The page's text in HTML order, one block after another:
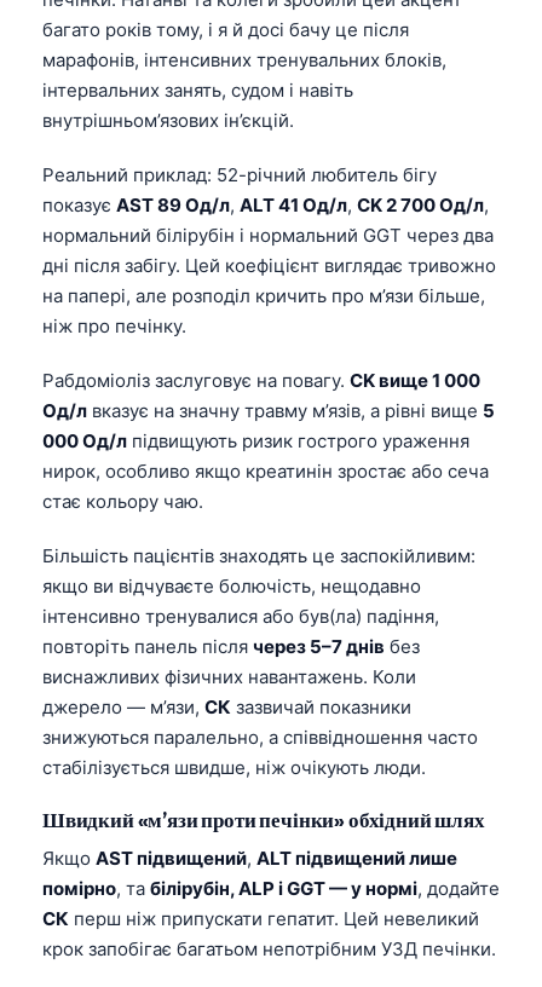
багато років тому, і я й досі бачу це після
марафонів, інтенсивних тренувальних блоків,
інтервальних занять, судом і навіть
внутрішньом’язових ін’єкцій.
Реальний приклад: 52-річний любитель бігу
показує AST 89 Од/л, ALT 41 Од/л, CK 2 700 Од/л,
нормальний білірубін і нормальний GGT через два
дні після забігу. Цей коефіцієнт виглядає тривожно
на папері, але розподіл кричить про м’язи більше,
ніж про печінку.
Рабдоміоліз заслуговує на повагу. CK вище 1 000
Од/л вказує на значну травму м’язів, а рівні вище 5
000 Од/л підвищують ризик гострого ураження
нирок, особливо якщо креатинін зростає або сеча
стає кольору чаю.
Більшість пацієнтів знаходять це заспокійливим:
якщо ви відчуваєте болючість, нещодавно
інтенсивно тренувалися або був(ла) падіння,
повторіть панель після через 5–7 днів без
виснажливих фізичних навантажень. Коли
джерело — м’язи, СК зазвичай показники
знижуються паралельно, а співвідношення часто
стабілізується швидше, ніж очікують люди.
Швидкий «м’язи проти печінки» обхідний шлях
Якщо AST підвищений, ALT підвищений лише
помірно, та білірубін, ALP і GGT — у нормі, додайте
СК перш ніж припускати гепатит. Цей невеликий
крок запобігає багатьом непотрібним УЗД печінки.
Қазақ тілі
Suomi
Hrvatski
Slovenčina
كوردی‎
پښتو
සිංහල
অসমীয়া
Galego
Македонски јазик
Euskara
Gàidhlig
Occitan
العربية المغربية
Afrikaans
Монгол
ພາສາລາວ
Basa Jawa
ئۇيغۇرچە
Кыргызча
Татар теле